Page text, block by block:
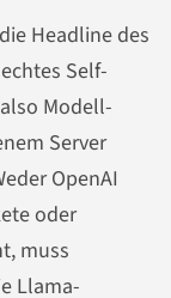
Headline des
Self-
Modell-
Server
OpenAI
oder
muss
Llama-